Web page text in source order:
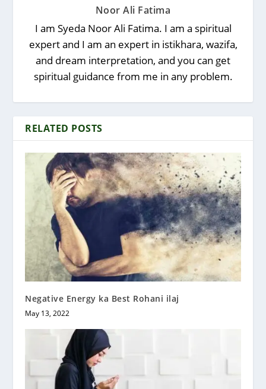
Noor Ali Fatima
I am Syeda Noor Ali Fatima. I am a spiritual
expert and I am an expert in istikhara, wazifa,
and dream interpretation, and you can get
spiritual guidance from me in any problem.
RELATED POSTS
Negative Energy ka Best Rohani ilaj
May 13, 2022